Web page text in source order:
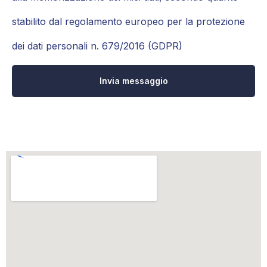
stabilito dal regolamento europeo per la protezione
dei dati personali n. 679/2016 (GDPR)
Invia messaggio